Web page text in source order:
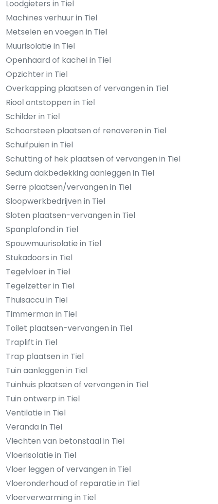
Loodgieters in Tiel
Machines verhuur in Tiel
Metselen en voegen in Tiel
Muurisolatie in Tiel
Openhaard of kachel in Tiel
Opzichter in Tiel
Overkapping plaatsen of vervangen in Tiel
Riool ontstoppen in Tiel
Schilder in Tiel
Schoorsteen plaatsen of renoveren in Tiel
Schuifpuien in Tiel
Schutting of hek plaatsen of vervangen in Tiel
Sedum dakbedekking aanleggen in Tiel
Serre plaatsen/vervangen in Tiel
Sloopwerkbedrijven in Tiel
Sloten plaatsen-vervangen in Tiel
Spanplafond in Tiel
Spouwmuurisolatie in Tiel
Stukadoors in Tiel
Tegelvloer in Tiel
Tegelzetter in Tiel
Thuisaccu in Tiel
Timmerman in Tiel
Toilet plaatsen-vervangen in Tiel
Traplift in Tiel
Trap plaatsen in Tiel
Tuin aanleggen in Tiel
Tuinhuis plaatsen of vervangen in Tiel
Tuin ontwerp in Tiel
Ventilatie in Tiel
Veranda in Tiel
Vlechten van betonstaal in Tiel
Vloerisolatie in Tiel
Vloer leggen of vervangen in Tiel
Vloeronderhoud of reparatie in Tiel
Vloerverwarming in Tiel